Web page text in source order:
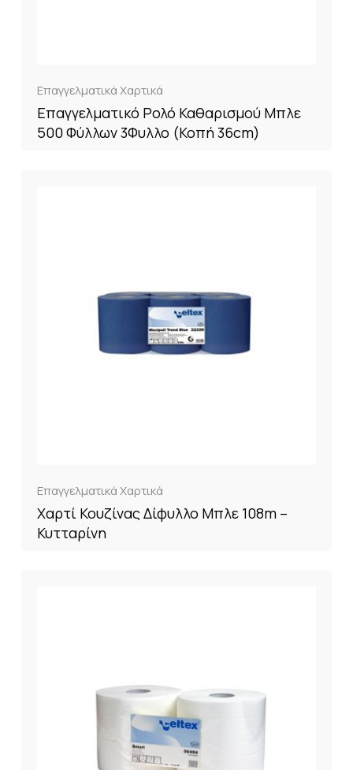
Επαγγελματικά Χαρτικά
Επαγγελματικό Ρολό Καθαρισμού Μπλε
500 Φύλλων 3Φυλλο (Κοπή 36cm)
Επαγγελματικά Χαρτικά
Χαρτί Κουζίνας Δίφυλλο Μπλε 108m –
Κυτταρίνη